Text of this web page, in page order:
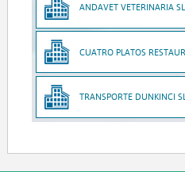
ANDAVET VETERINARIA SL
CUATRO PLATOS
TRANSPORTE DUNKINCI